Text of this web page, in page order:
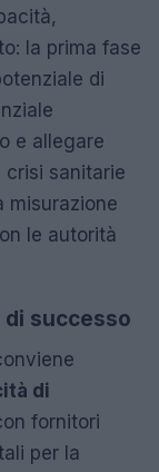
la prima fase
di
e allegare
crisi sanitarie
misurazione
le autorità
di successo
di
fornitori
per la